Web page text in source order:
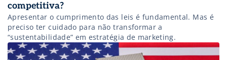
competitiva?
Apresentar o cumprimento das leis é fundamental. Mas é
preciso ter cuidado para não transformar a
“sustentabilidade” em estratégia de marketing.